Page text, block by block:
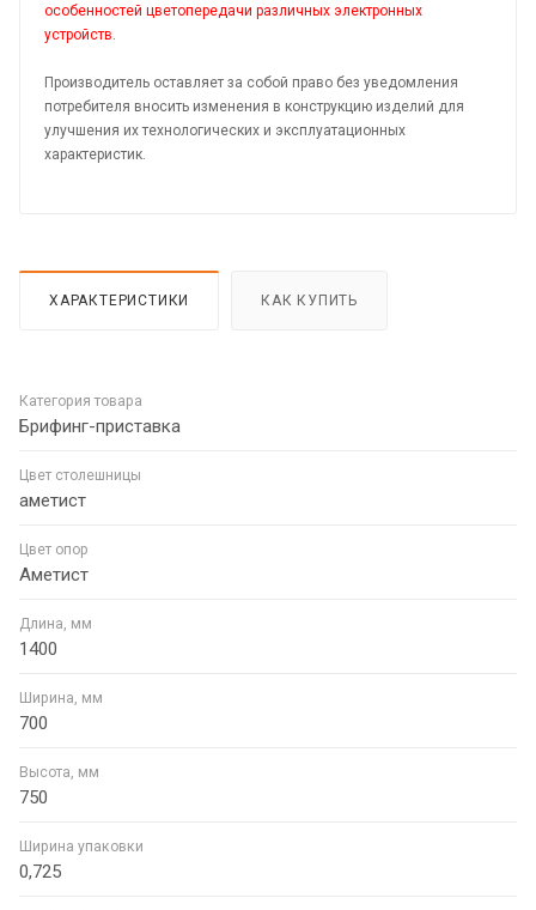
особенностей цветопередачи различных электронных
устройств.
Производитель оставляет за собой право без уведомления
потребителя вносить изменения в конструкцию изделий для
улучшения их технологических и эксплуатационных
характеристик.
ХАРАКТЕРИСТИКИ КАК КУПИТЬ
Категория товара
Брифинг-приставка
Цвет столешницы
аметист
Цвет опор
Аметист
Длина, мм
1400
Ширина, мм
700
Высота, мм
750
Ширина упаковки
0,725